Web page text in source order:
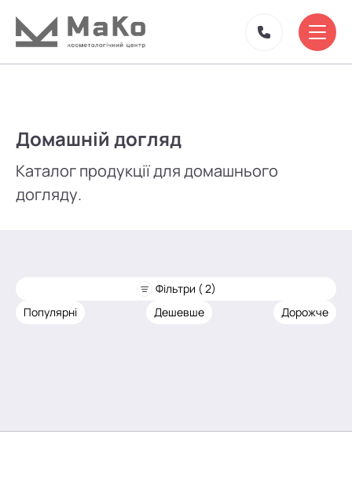
Домашній догляд
Каталог продукції для домашнього
догляду.
Фільтри ( 2)
Популярні
Дешевше Дорожче